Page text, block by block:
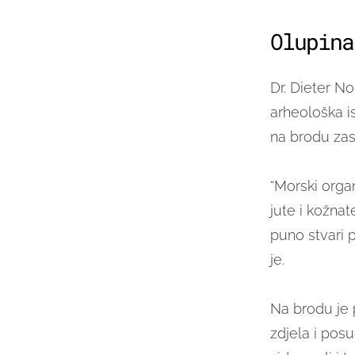
Dr. Dieter
arheološka
na brodu
“Morski
jute i
puno stvari
je.
Na brodu je
zdjela i